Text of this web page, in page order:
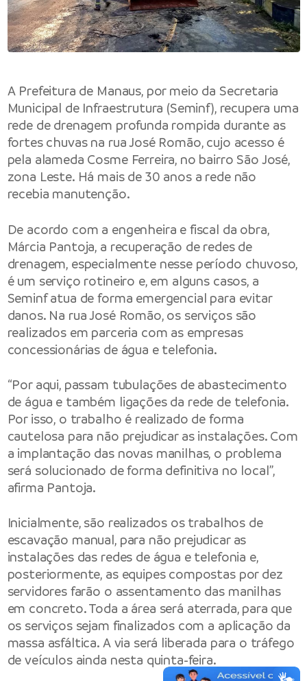
A Prefeitura de Manaus, por meio da Secretaria
Municipal de Infraestrutura (Seminf), recupera uma
rede de drenagem profunda rompida durante as
fortes chuvas na rua José Romão, cujo acesso é
pela alameda Cosme Ferreira, no bairro São José,
zona Leste. Há mais de 30 anos a rede não
recebia manutenção.
De acordo com a engenheira e fiscal da obra,
Márcia Pantoja, a recuperação de redes de
drenagem, especialmente nesse período chuvoso,
é um serviço rotineiro e, em alguns casos, a
Seminf atua de forma emergencial para evitar
danos. Na rua José Romão, os serviços são
realizados em parceria com as empresas
concessionárias de água e telefonia.
“Por aqui, passam tubulações de abastecimento
de água e também ligações da rede de telefonia.
Por isso, o trabalho é realizado de forma
cautelosa para não prejudicar as instalações. Com
a implantação das novas manilhas, o problema
será solucionado de forma definitiva no local”,
afirma Pantoja.
Inicialmente, são realizados os trabalhos de
escavação manual, para não prejudicar as
instalações das redes de água e telefonia e,
posteriormente, as equipes compostas por dez
servidores farão o assentamento das manilhas
em concreto. Toda a área será aterrada, para que
os serviços sejam finalizados com a aplicação da
massa asfáltica. A via será liberada para o tráfego
de veículos ainda nesta quinta-feira.